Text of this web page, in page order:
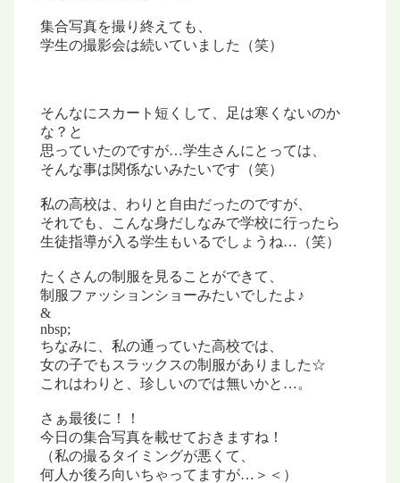
集合写真を撮り終えても、
学生の撮影会は続いていました（笑）
そんなにスカート短くして、足は寒くないのか
な？と
思っていたのですが…学生さんにとっては、
そんな事は関係ないみたいです（笑）
私の高校は、わりと自由だったのですが、
それでも、こんな身だしなみで学校に行ったら
生徒指導が入る学生もいるでしょうね…（笑）
たくさんの制服を見ることができて、
制服ファッションショーみたいでしたよ♪
&
nbsp;
ちなみに、私の通っていた高校では、
女の子でもスラックスの制服がありました☆
これはわりと、珍しいのでは無いかと…。
さぁ最後に！！
今日の集合写真を載せておきますね！
（私の撮るタイミングが悪くて、
何人か後ろ向いちゃってますが…＞＜）